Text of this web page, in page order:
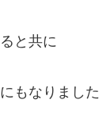
と共に
もなりました